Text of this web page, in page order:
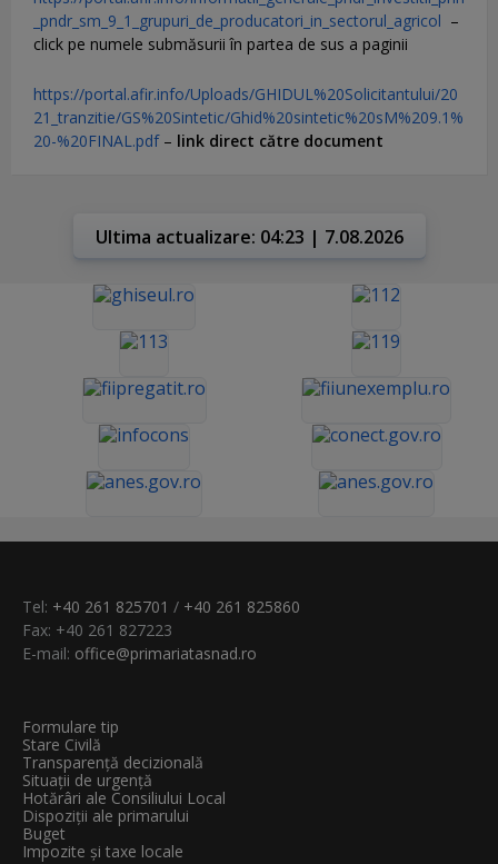
_pndr_sm_9_1_grupuri_de_producatori_in_sectorul_agricol –
click pe numele submăsurii în partea de sus a paginii
https://portal.afir.info/Uploads/GHIDUL%20Solicitantului/20
21_tranzitie/GS%20Sintetic/Ghid%20sintetic%20sM%209.1%
20-%20FINAL.pdf– link direct către document
Ultima actualizare: 04:23 | 7.08.2026
Tel: +40 261 825701 / +40 261 825860
Fax: +40 261 827223
E-mail: office@primariatasnad.ro
Formulare tip
Stare Civilă
Transparenţă decizională
Situații de urgență
Hotărâri ale Consiliului Local
Dispoziții ale primarului
Buget
Impozite și taxe locale